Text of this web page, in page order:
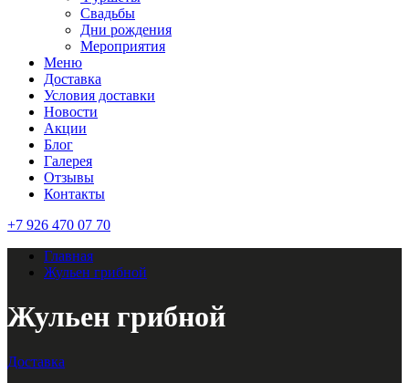
Свадьбы
Дни рождения
Мероприятия
Меню
Доставка
Условия доставки
Новости
Акции
Блог
Галерея
Отзывы
Контакты
+7 926 470 07 70
Главная
Жульен грибной
Жульен грибной
Доставка